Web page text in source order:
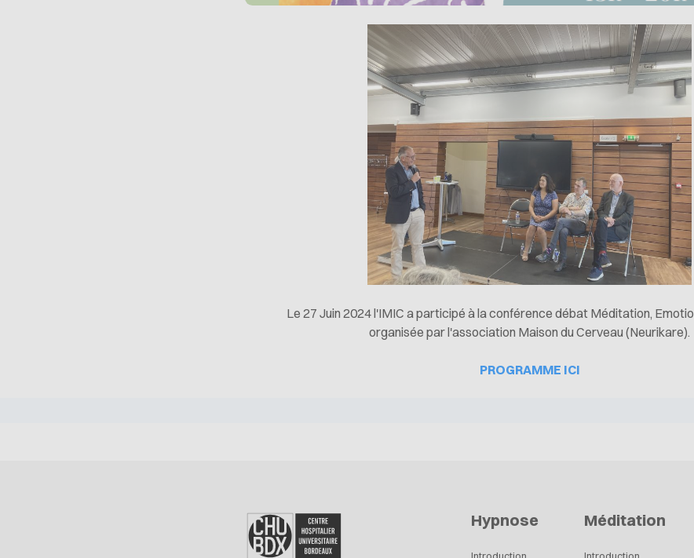
Le 27 Juin 2024 l'IMIC a participé à la conférence débat Méditation,
organisée par l'association Maison du Cerveau (Neurikare).
PROGRAMME ICI
Hypnose Méditation